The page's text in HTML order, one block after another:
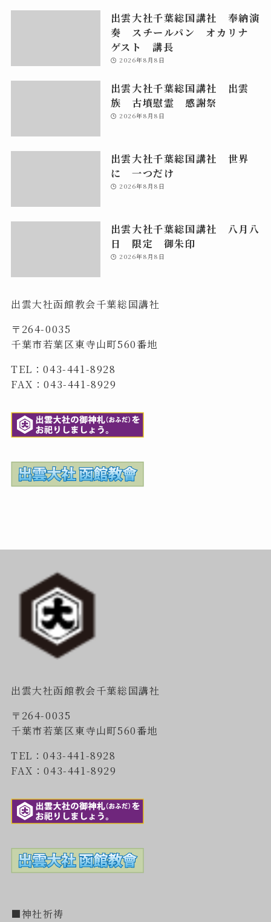
出雲大社千葉総国講社 奉納演
奏 スチールパン オカリナ
ゲスト 講長
2026年8月8日
出雲大社千葉総国講社 出雲
族 古墳慰霊 感謝祭
2026年8月8日
出雲大社千葉総国講社 世界
に 一つだけ
2026年8月8日
出雲大社千葉総国講社 八月八
日 限定 御朱印
2026年8月8日
出雲大社函館教会千葉総国講社
〒264-0035
千葉市若葉区東寺山町560番地
TEL：043-441-8928
FAX：043-441-8929
出雲大社函館教会千葉総国講社
〒264-0035
千葉市若葉区東寺山町560番地
TEL：043-441-8928
FAX：043-441-8929
■神社祈祷